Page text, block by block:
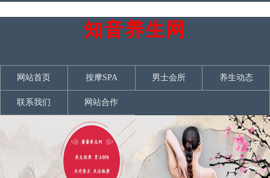
知音养生网
网站首页 按摩SPA 男士会所 养生动态
联系我们 网站合作